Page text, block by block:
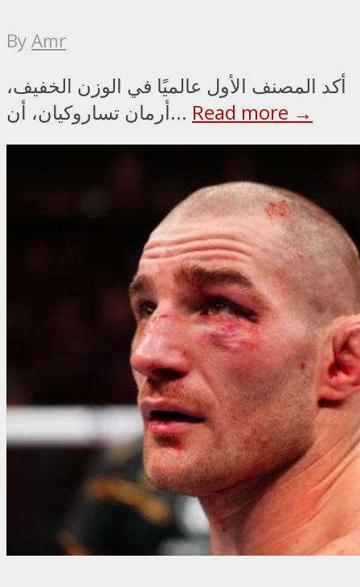
ByAmr
أكد المصنف الأول عالميًا في الوزن الخفيف،
أرمان تساروكيان، أن... Read more →